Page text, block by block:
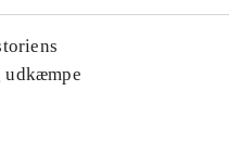
udkæmpe